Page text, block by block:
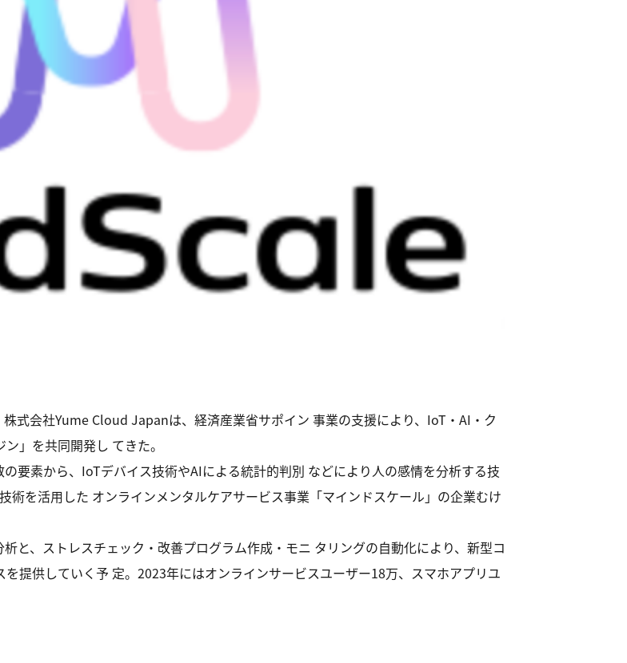
式会社Yume Cloud Japanは、経済産業省サポイン 事業の支援により、IoT・AI・ク
」を共同開発し てきた。
要素から、IoTデバイス技術やAIによる統計的判別 などにより人の感情を分析する技
を活用した オンラインメンタルケアサービス事業「マインドスケール」の企業むけ
と、ストレスチェック・改善プログラム作成・モニ タリングの自動化により、新型コ
提供していく予 定。2023年にはオンラインサービスユーザー18万、スマホアプリユ